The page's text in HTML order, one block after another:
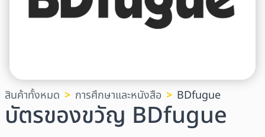
สินค้าทั้งหมด การศึกษาและหนังสือ BDfugue
บัตรของขวัญ BDfugue